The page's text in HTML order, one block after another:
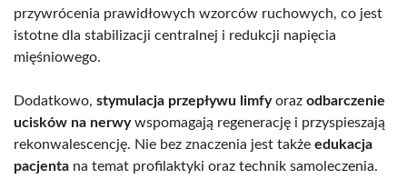
przywrócenia prawidłowych wzorców ruchowych, co jest
istotne dla stabilizacji centralnej i redukcji napięcia
mięśniowego.
Dodatkowo, stymulacja przepływu limfyoraz odbarczenie
ucisków na nerwywspomagają regenerację i przyspieszają
rekonwalescencję. Nie bez znaczenia jest także edukacja
pacjenta na temat profilaktyki oraz technik samoleczenia.